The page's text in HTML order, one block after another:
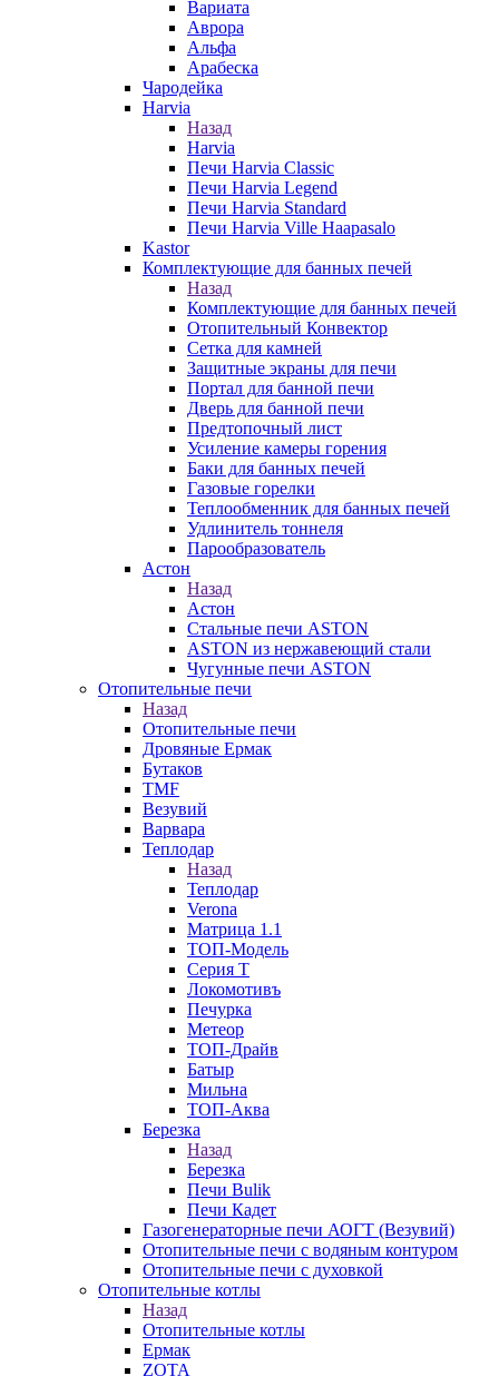
Вариата
Аврора
Альфа
Арабеска
Чародейка
Harvia
Назад
Harvia
Печи Harvia Classic
Печи Harvia Legend
Печи Harvia Standard
Печи Harvia Ville Haapasalo
Kastor
Комплектующие для банных печей
Назад
Комплектующие для банных печей
Отопительный Конвектор
Сетка для камней
Защитные экраны для печи
Портал для банной печи
Дверь для банной печи
Предтопочный лист
Усиление камеры горения
Баки для банных печей
Газовые горелки
Теплообменник для банных печей
Удлинитель тоннеля
Парообразователь
Астон
Назад
Астон
Стальные печи ASTON
ASTON из нержавеющий стали
Чугунные печи ASTON
Отопительные печи
Назад
Отопительные печи
Дровяные Ермак
Бутаков
TMF
Везувий
Варвара
Теплодар
Назад
Теплодар
Verona
Матрица 1.1
ТОП-Модель
Серия Т
Локомотивъ
Печурка
Метеор
ТОП-Драйв
Батыр
Мильна
ТОП-Аква
Березка
Назад
Березка
Печи Bulik
Печи Кадет
Газогенераторные печи АОГТ (Везувий)
Отопительные печи с водяным контуром
Отопительные печи с духовкой
Отопительные котлы
Назад
Отопительные котлы
Ермак
ZOTA